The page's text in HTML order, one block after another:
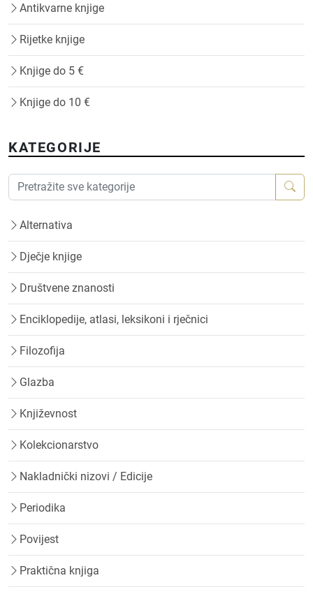
Antikvarne knjige
Rijetke knjige
Knjige do 5 €
Knjige do 10 €
KATEGORIJE
Alternativa
Dječje knjige
Društvene znanosti
Enciklopedije, atlasi, leksikoni i rječnici
Filozofija
Glazba
Književnost
Kolekcionarstvo
Nakladnički nizovi / Edicije
Periodika
Povijest
Praktična knjiga